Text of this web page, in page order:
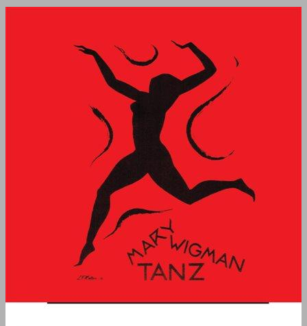
מרי ויגמן ... 0